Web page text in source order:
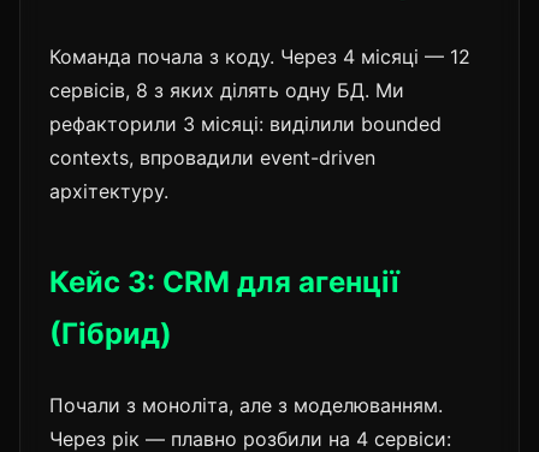
Команда почала з коду. Через 4 місяці — 12
сервісів, 8 з яких ділять одну БД. Ми
рефакторили 3 місяці: виділили bounded
contexts, впровадили event-driven
архітектуру.
Кейс 3: CRM для агенції
(Гібрид)
Почали з моноліта, але з моделюванням.
Через рік — плавно розбили на 4 сервіси: